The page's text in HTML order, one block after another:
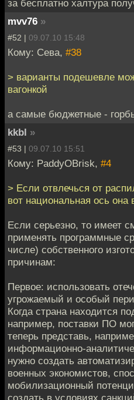
за бесплатно халтура
mvv76 »
#52 | 09.07.10 15:48
Кому: Сева, #38
> варианты подешевле
вагонкой
а самые бюджетные -
kkbl »
#53 | 09.07.10 15:51
Кому: PaddyOBrisk, #4
> Если отвлечься от
вот национальная ось
Если серьезно, то имеет
применять программные
числе) собственного
причинам:
Первое: использовать
угрожаемый и особый
Когда страна находится
например, поставки ПО
теперь представь,
информационно-
нужно создать
военных экономистов,
мобилизационный